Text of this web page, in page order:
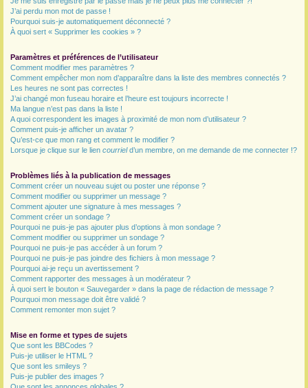
J’ai perdu mon mot de passe !
Pourquoi suis-je automatiquement déconnecté ?
À quoi sert « Supprimer les cookies » ?
Paramètres et préférences de l’utilisateur
Comment modifier mes paramètres ?
Comment empêcher mon nom d’apparaître dans la liste des membres connectés ?
Les heures ne sont pas correctes !
J’ai changé mon fuseau horaire et l’heure est toujours incorrecte !
Ma langue n’est pas dans la liste !
A quoi correspondent les images à proximité de mon nom d’utilisateur ?
Comment puis-je afficher un avatar ?
Qu’est-ce que mon rang et comment le modifier ?
Lorsque je clique sur le lien courrield’un membre, on me demande de me connecter !?
Problèmes liés à la publication de messages
Comment créer un nouveau sujet ou poster une réponse ?
Comment modifier ou supprimer un message ?
Comment ajouter une signature à mes messages ?
Comment créer un sondage ?
Pourquoi ne puis-je pas ajouter plus d’options à mon sondage ?
Comment modifier ou supprimer un sondage ?
Pourquoi ne puis-je pas accéder à un forum ?
Pourquoi ne puis-je pas joindre des fichiers à mon message ?
Pourquoi ai-je reçu un avertissement ?
Comment rapporter des messages à un modérateur ?
À quoi sert le bouton « Sauvegarder » dans la page de rédaction de message ?
Pourquoi mon message doit être validé ?
Comment remonter mon sujet ?
Mise en forme et types de sujets
Que sont les BBCodes ?
Puis-je utiliser le HTML ?
Que sont les smileys ?
Puis-je publier des images ?